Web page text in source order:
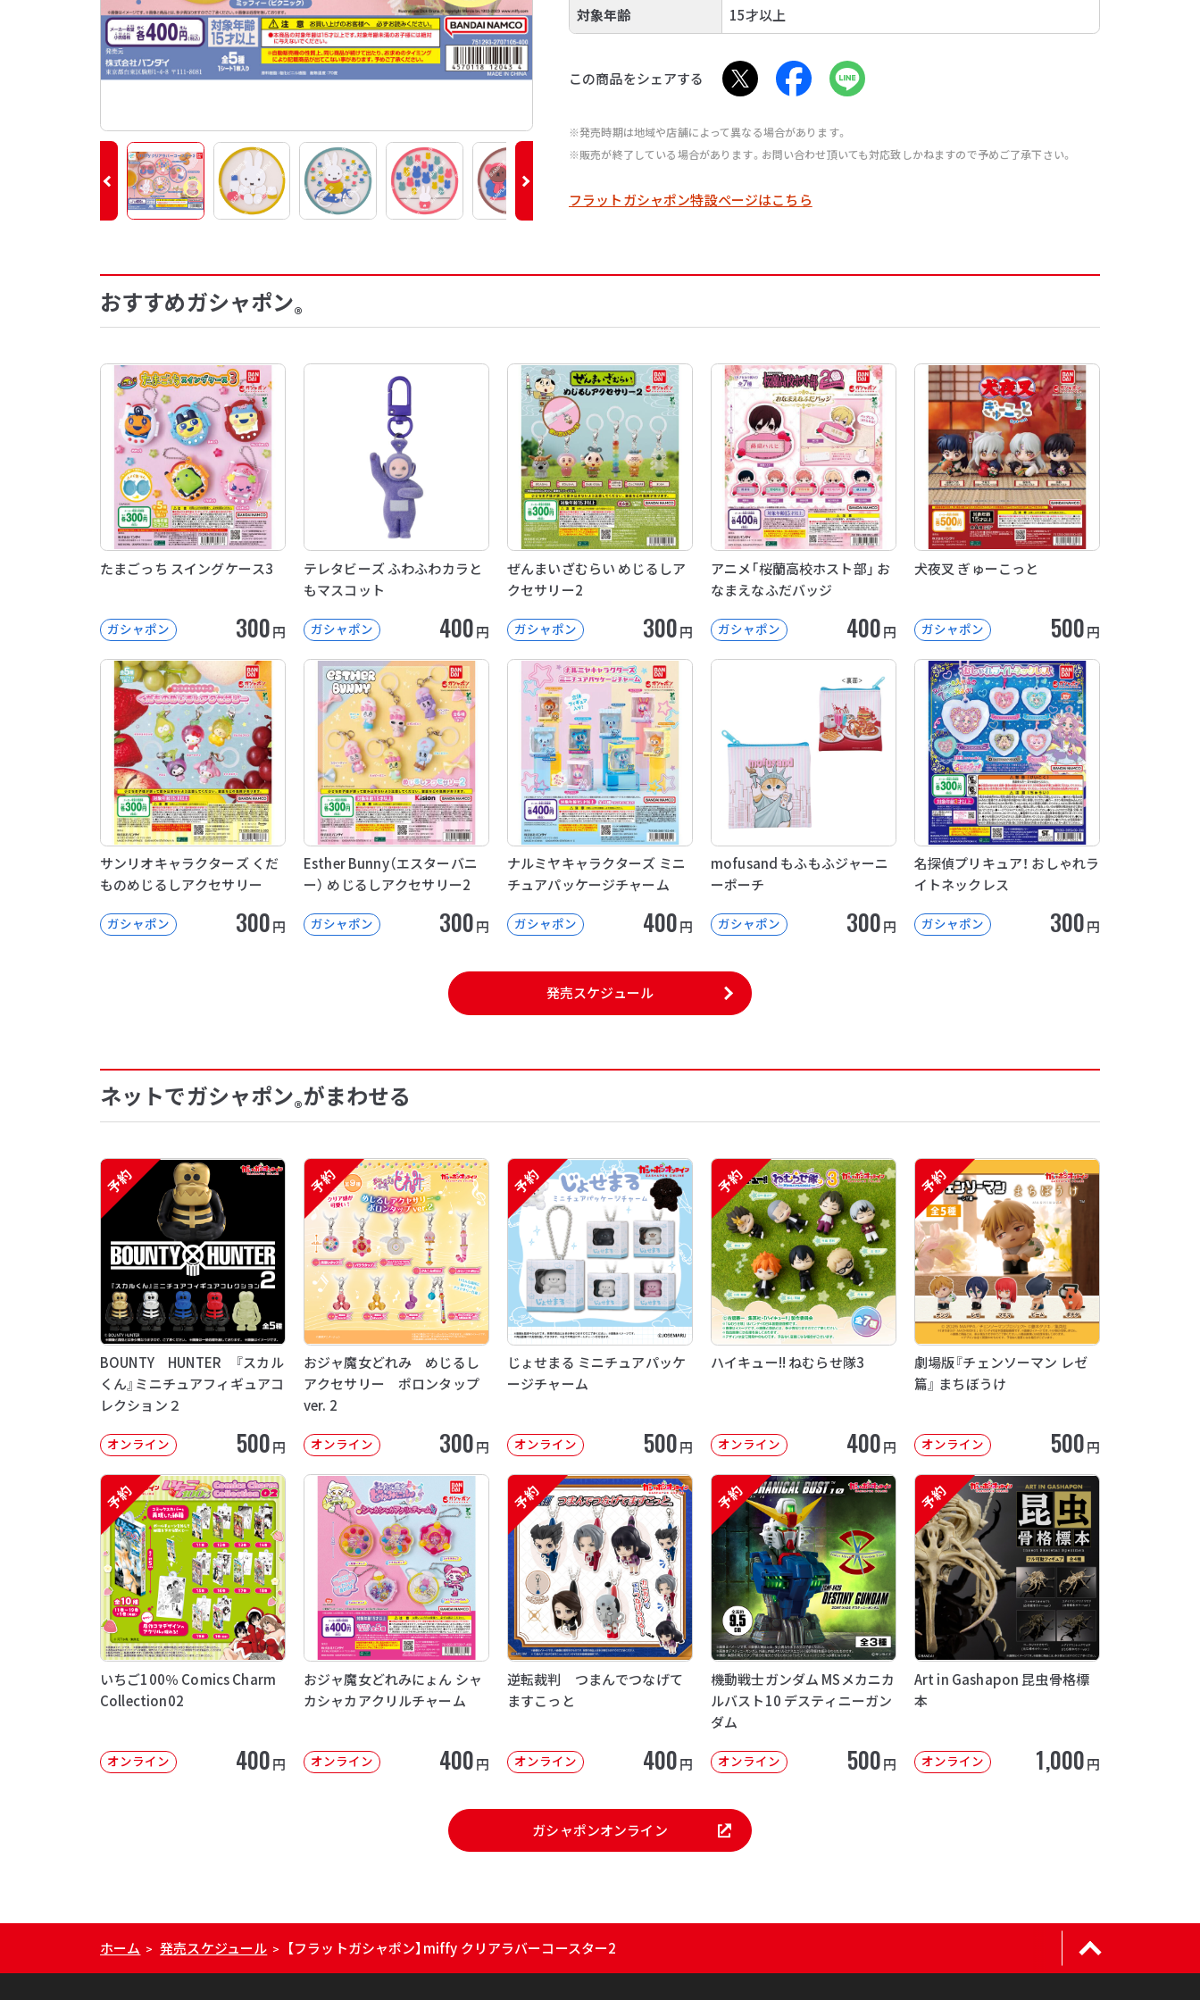
対象年齢 15才以上
この商品をシェアする
※発売時期は地域や店舗によって異なる場合があります。
※販売が終了している場合があります。お問い合わせ頂いても対応致しかねますので予めご了承下さい。
フラットガシャポン特設ページはこちら
おすすめガシャポン®
たまごっち スイングケース3
ガシャポン 300円
テレタビーズ ふわふわカラと
もマスコット
ガシャポン 400円
ぜんまいざむらい めじるしア
クセサリー2
ガシャポン 300円
アニメ「桜蘭高校ホスト部」 お
なまえなふだバッジ
ガシャポン 400円
犬夜叉 ぎゅーこっと
ガシャポン 500円
サンリオキャラクターズ くだ
ものめじるしアクセサリー
ガシャポン 300円
Esther Bunny（エスターバニ
ー） めじるしアクセサリー2
ガシャポン 300円
ナルミヤキャラクターズ ミニ
チュアパッケージチャーム
ガシャポン 400円
mofusand もふもふジャーニ
ーポーチ
ガシャポン 300円
名探偵プリキュア！ おしゃれラ
イトネックレス
ガシャポン 300円
発売スケジュール
ネットでガシャポン®がまわせる
予約
BOUNTY HUNTER 『スカル
くん』ミニチュアフィギュアコ
レクション２
オンライン 500円
予約
おジャ魔女どれみ めじるし
アクセサリー ポロンタップ
ver. 2
オンライン 300円
予約
じょせまる ミニチュアパッケ
ージチャーム
オンライン 500円
予約
ハイキュー!! ねむらせ隊3
オンライン 400円
予約
劇場版『チェンソーマン レゼ
篇』 まちぼうけ
オンライン 500円
予約
いちご100％ Comics Charm
Collection02
オンライン 400円
おジャ魔女どれみにょん シャ
カシャカアクリルチャーム
オンライン 400円
予約
逆転裁判 つまんでつなげて
ますこっと
オンライン 400円
予約
機動戦士ガンダム MSメカニカ
ルバスト10 デスティニーガン
ダム
オンライン 500円
予約
Art in Gashapon 昆虫骨格標
本
オンライン 1,000円
ガシャポンオンライン
ホーム > 発売スケジュール > 【フラットガシャポン】miffy クリアラバーコースター2